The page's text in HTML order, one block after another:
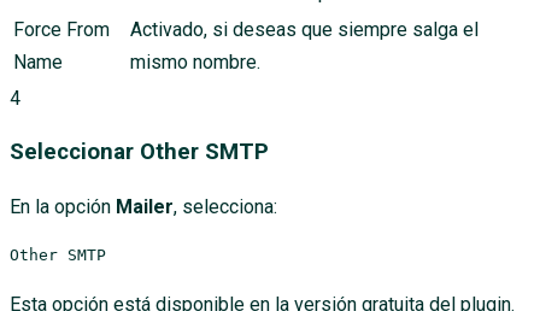
Force From
Name
Activado, si deseas que siempre salga el
mismo nombre.
4
Seleccionar Other SMTP
En la opción Mailer, selecciona:
Other SMTP
Esta opción está disponible en la versión gratuita del plugin.